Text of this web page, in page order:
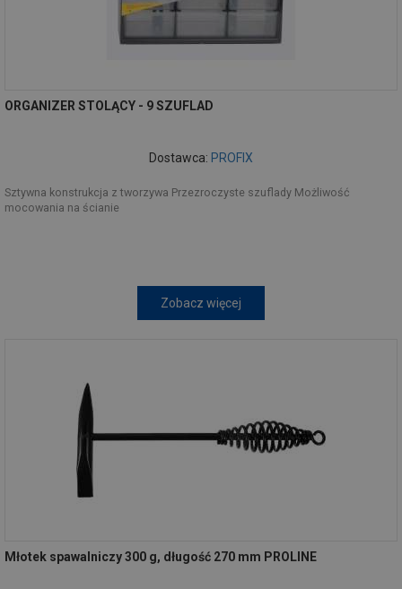
ORGANIZER STOLĄCY - 9 SZUFLAD
Dostawca: PROFIX
Sztywna konstrukcja z tworzywa Przezroczyste szuflady Możliwość
mocowania na ścianie
Zobacz więcej
Młotek spawalniczy 300 g, długość 270 mm PROLINE